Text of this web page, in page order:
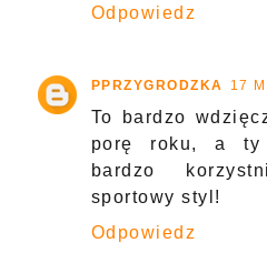
Odpowiedz
PPRZYGRODZKA 17
To bardzo
porę roku, a ty
bardzo
sportowy styl!
Odpowiedz